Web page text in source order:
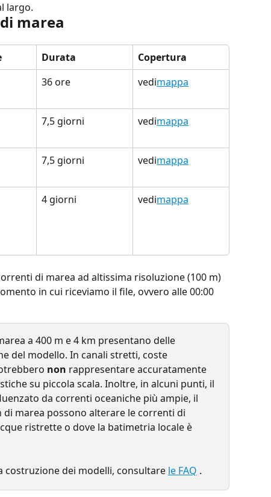
largo.
marea
Durata
Copertura
36 ore vedimappa
7,5 giorni vedimappa
7,5 giorni vedimappa
4 giorni vedimappa
di marea ad altissima risoluzione (100 m)
in cui riceviamo il file, ovvero alle 00:00
a 400 m e 4 km presentano delle
del modello. In canali stretti, coste
non rappresentare accuratamente
su piccola scala. Inoltre, in alcuni punti, il
da correnti oceaniche più ampie, il
marea possono alterare le correnti di
ristrette o dove la batimetria locale è
dei modelli, consultare le FAQ .